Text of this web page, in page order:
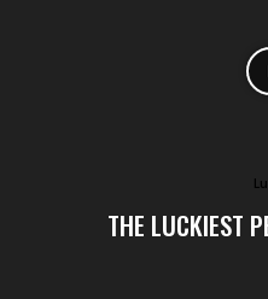
THE LUCKIEST